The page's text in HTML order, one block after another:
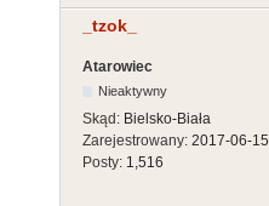
_tzok_
Atarowiec
Nieaktywny
Skąd: Bielsko-Biała
Zarejestrowany: 2017-06-15
Posty: 1,516